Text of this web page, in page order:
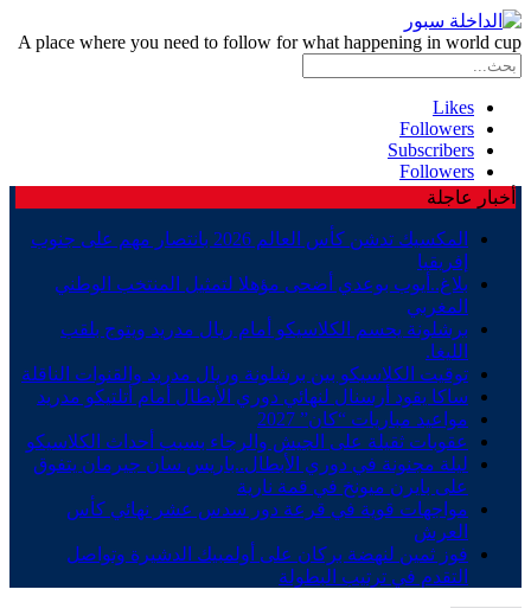
A place where you need to follow for what happening in world cup
Likes
Followers
Subscribers
Followers
أخبار عاجلة
المكسيك تدشن كأس العالم 2026 بانتصار مهم على جنوب
إفريقيا
بلاغ..أيوب بوعدي أضحى مؤهلا لتمثيل المنتخب الوطني
المغربي
برشلونة يحسم الكلاسيكو أمام ريال مدريد ويتوج بلقب
الليغا.
توقيت الكلاسيكو بين برشلونة وريال مدريد والقنوات الناقلة
ساكا يقود أرسنال لنهائي دوري الأبطال أمام أتلتيكو مدريد
مواعيد مباريات “كان” 2027
عقوبات ثقيلة على الجيش والرجاء بسبب أحداث الكلاسيكو
ليلة مجنونة في دوري الأبطال..باريس سان جيرمان يتفوق
على بايرن ميونخ في قمة نارية
مواجهات قوية في قرعة دور سدس عشر نهائي كأس
العرش
فوز ثمين لنهضة بركان على أولمبيك الدشيرة وتواصل
التقدم في ترتيب البطولة